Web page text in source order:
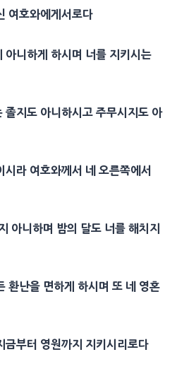
여호와에게서로다
아니하게 하시며 너를 지키시는
졸지도 아니하시고 주무시지도 아
시라 여호와께서 네 오른쪽에서
아니하며 밤의 달도 너를 해치지
환난을 면하게 하시며 또 네 영혼
금부터 영원까지 지키시리로다